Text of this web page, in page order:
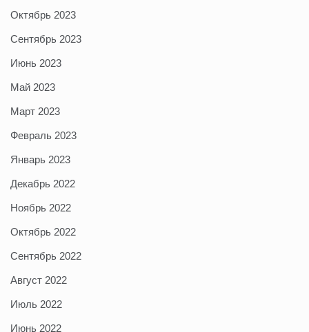
Октябрь 2023
Сентябрь 2023
Июнь 2023
Май 2023
Март 2023
Февраль 2023
Январь 2023
Декабрь 2022
Ноябрь 2022
Октябрь 2022
Сентябрь 2022
Август 2022
Июль 2022
Июнь 2022